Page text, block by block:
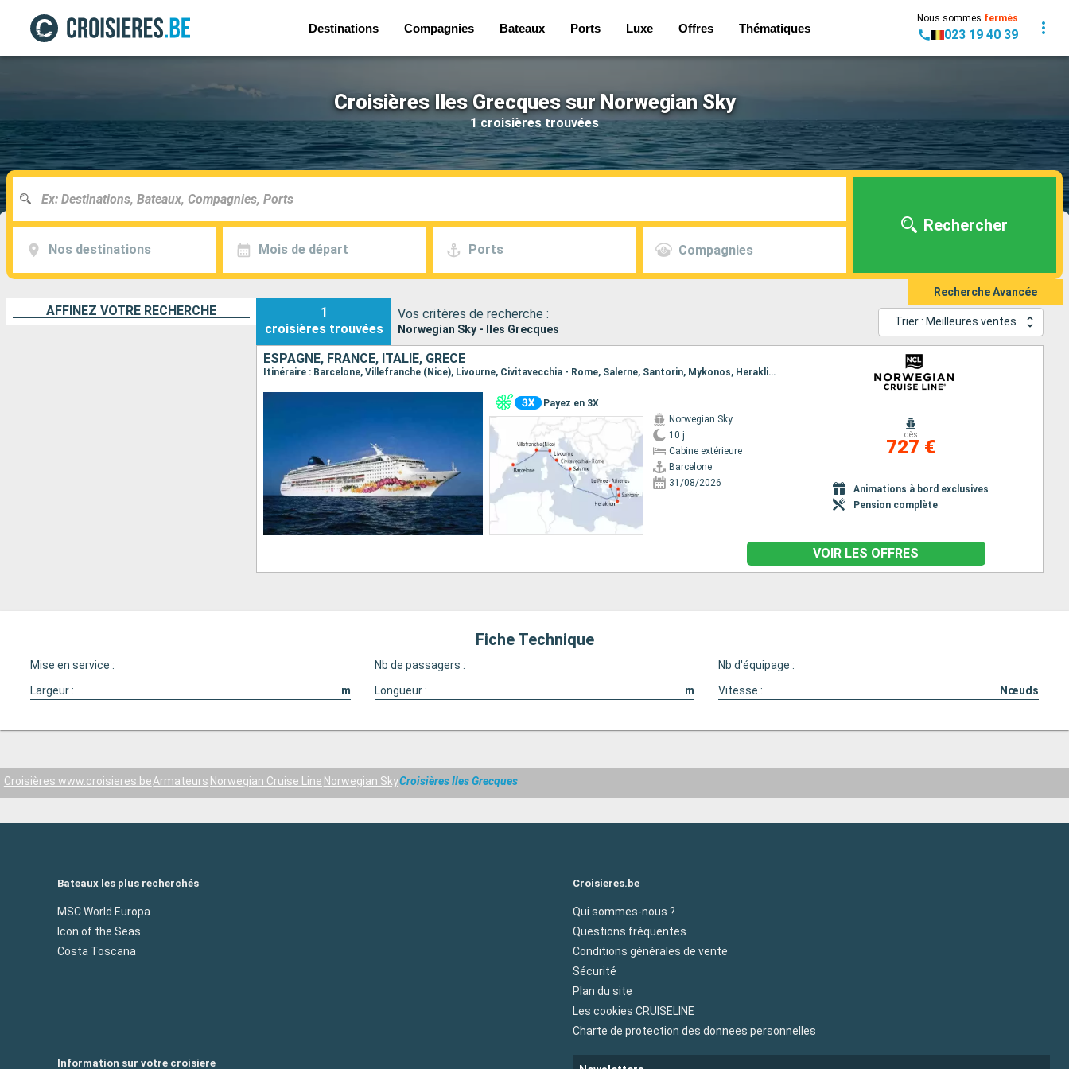
Destinations Compagnies Bateaux Ports Luxe Offres Thématiques
Nous sommes fermés
023 19 40 39
Croisières Iles Grecques sur Norwegian Sky
1 croisières trouvées
Nos destinations Mois de départ Ports Compagnies
Rechercher
Recherche Avancée
AFFINEZ VOTRE RECHERCHE
1
croisières trouvées
Vos critères de recherche :
Norwegian Sky - Iles Grecques
Trier : Meilleures ventes
ESPAGNE, FRANCE, ITALIE, GRÈCE
Itinéraire : Barcelone, Villefranche (Nice), Livourne, Civitavecchia - Rome, Salerne, Santorin, Mykonos, Heraklion, Le Piree - Athenes
Payez en 3X
Norwegian Sky
10 j
Cabine extérieure
Barcelone
31/08/2026
dès
727 €
Animations à bord exclusives
Pension complète
VOIR LES OFFRES
Fiche Technique
Mise en service : Nb de passagers :
Nb d'équipage :
Largeur :
m Longueur : m Vitesse : Nœuds
Croisières www.croisieres.beArmateurs Norwegian Cruise Line Norwegian SkyCroisières Iles Grecques
Bateaux les plus recherchés
MSC World Europa
Icon of the Seas
Costa Toscana
Croisieres.be
Qui sommes-nous ?
Questions fréquentes
Conditions générales de vente
Sécurité
Plan du site
Les cookies CRUISELINE
Charte de protection des donnees personnelles
Information sur votre croisiere